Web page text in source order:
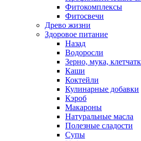
Фитокомплексы
Фитосвечи
Древо жизни
Здоровое питание
Назад
Водоросли
Зерно, мука,
Каши
Коктейли
Кулинарные добавки
Кэроб
Макароны
Натуральные масла
Полезные сладости
Супы